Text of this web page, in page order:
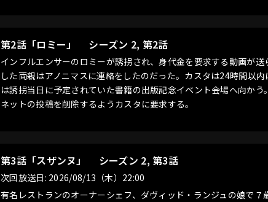
第2話「ロミー」 シーズン 2, 第2話
インフルエンサーのロミーが誘拐され、身代金を要求する動画が
した両親はアノニマスに連絡をしたのだった。カスタは24時間以
は誘拐当日に予定されていた書籍の出版記念イベント会場へ向か
ネットの投稿を削除するようカスタに要求する。
第3話「スザンヌ」 シーズン 2, 第3話
次回放送日: 2026/08/13（木）22:00
有名レストランのオーナーシェフ、ダヴィッド・ランジュの娘で